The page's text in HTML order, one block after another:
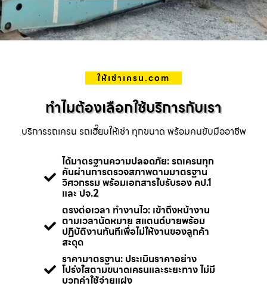
ให้เช่าเครน.com
ทำไมต้องเลือกใช้บริการกับเรา
บริการรถเครน รถเฮี๊ยบให้เช่า ทุกขนาด พร้อมคนขับมืออาชีพ
ได้มาตรฐานความปลอดภัย: รถเครนทุก
คันผ่านการตรวจสภาพตามมาตรฐาน
วิศวกรรม พร้อมเอกสารใบรับรอง คป.1
และ ปจ.2
ตรงต่อเวลา ทำงานไว: เข้าถึงหน้างาน
ตามเวลานัดหมาย สแตนด์บายพร้อม
ปฏิบัติงานทันทีเพื่อไม่ให้งานของลูกค้า
สะดุด
ราคามาตรฐาน: ประเมินราคาอย่าง
โปร่งใสตามขนาดเครนและระยะทาง ไม่มี
บวกค่าใช้จ่ายแฝง